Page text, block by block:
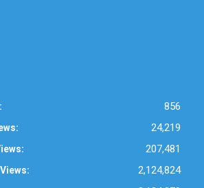
856
24,219
207,481
2,124,824